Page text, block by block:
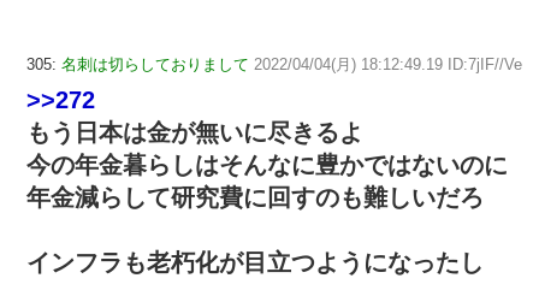
305: 名刺は切らしておりまして 2022/04/04(月) 18:12:49.19 ID:7jIF//Ve
>>272
もう日本は金が無いに尽きるよ
今の年金暮らしはそんなに豊かではないのに
年金減らして研究費に回すのも難しいだろ
インフラも老朽化が目立つようになったし